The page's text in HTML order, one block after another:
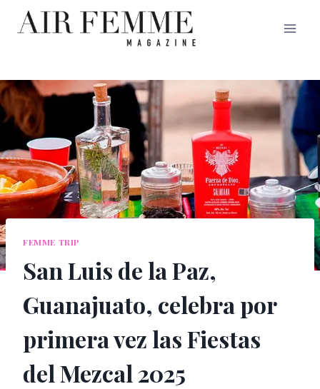
Saltar
FEMME TRIP
San Luis de la Paz,
Guanajuato, celebra por
primera vez las Fiestas
del Mezcal 2025